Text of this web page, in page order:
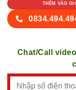
THÊM VÀO
Chat/Call